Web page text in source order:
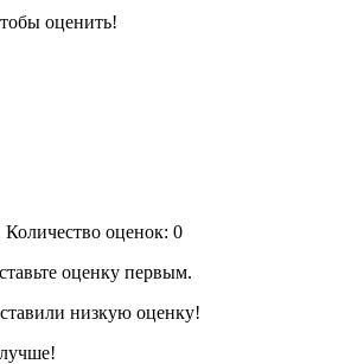
оценить!
Количество оценок: 0
оценку первым.
низкую оценку!